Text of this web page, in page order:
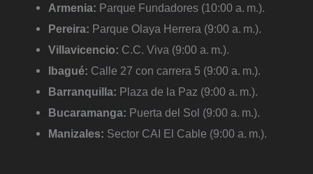
Armenia: Parque Fundadores (10:00 a. m.).
Pereira: Parque Olaya Herrera (9:00 a. m.).
Villavicencio: C.C. Viva (9:00 a. m.).
Ibagué: Calle 27 con carrera 5 (9:00 a. m.).
Barranquilla: Plaza de la Paz (9:00 a. m.).
Bucaramanga: Puerta del Sol (9:00 a. m.).
Manizales: Sector CAI El Cable (9:00 a. m.).